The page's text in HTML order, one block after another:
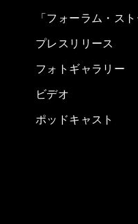
「フォーラム・スト
プレスリリース
フォトギャラリー
ビデオ
ポッドキャスト